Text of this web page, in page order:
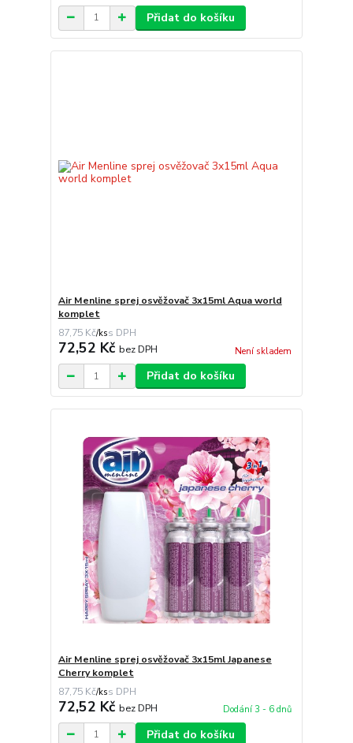
Přidat do košíku
Air Menline sprej osvěžovač 3x15ml Aqua world
komplet
87,75 Kč/ks
72,52 Kč bez DPH Není skladem
Přidat do košíku
Air Menline sprej osvěžovač 3x15ml Japanese
Cherry komplet
87,75 Kč/ks
72,52 Kč bez DPH Dodání 3 - 6 dnů
Přidat do košíku